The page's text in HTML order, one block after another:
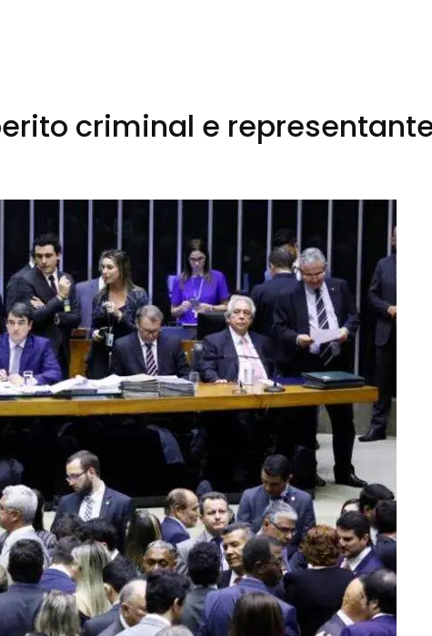
criminal e